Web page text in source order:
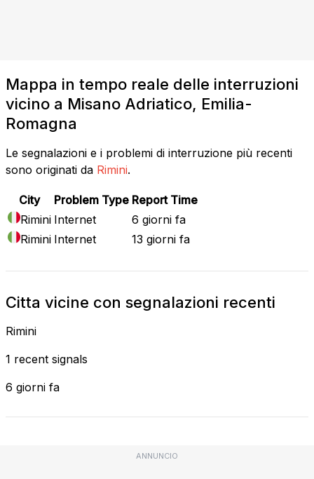
Mappa in tempo reale delle interruzioni
vicino a Misano Adriatico, Emilia-
Romagna
Le segnalazioni e i problemi di interruzione più recenti
sono originati da Rimini.
City Problem Type Report Time
Rimini Internet
6 giorni fa
Rimini Internet 13 giorni fa
Citta vicine con segnalazioni recenti
Rimini
1 recent signals
6 giorni fa
ANNUNCIO